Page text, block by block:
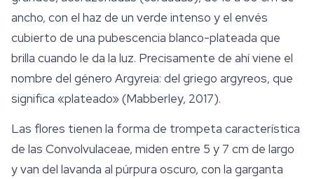
ancho, con el haz de un verde intenso y el envés
cubierto de una pubescencia blanco-plateada que
brilla cuando le da la luz. Precisamente de ahí viene el
nombre del género Argyreia: del griego argyreos, que
significa «plateado» (Mabberley, 2017).
Las flores tienen la forma de trompeta característica
de las Convolvulaceae, miden entre 5 y 7 cm de largo
y van del lavanda al púrpura oscuro, con la garganta